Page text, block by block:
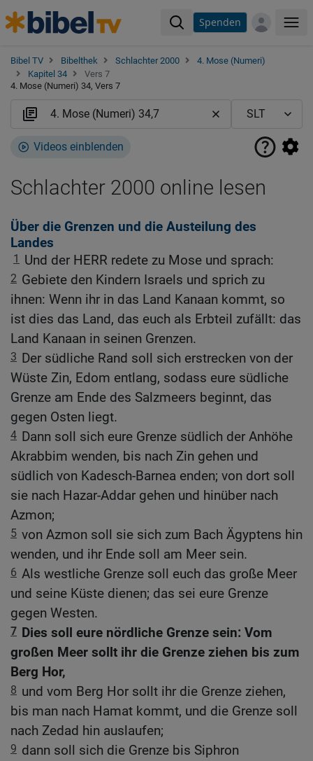
Spenden
Bibel TV Bibelthek Schlachter 2000
4. Mose (Numeri)
Kapitel 34
Vers 7
4. Mose (Numeri) 34, Vers 7
Videos einblenden
Schlachter 2000 online lesen
Über die Grenzen und die Austeilung des
Landes
1 Und der HERR redete zu Mose und sprach:
2 Gebiete den Kindern Israels und sprich zu
ihnen: Wenn ihr in das Land Kanaan kommt, so
ist dies das Land, das euch als Erbteil zufällt: das
Land Kanaan in seinen Grenzen.
3 Der südliche Rand soll sich erstrecken von der
Wüste Zin, Edom entlang, sodass eure südliche
Grenze am Ende des Salzmeers beginnt, das
gegen Osten liegt.
4 Dann soll sich eure Grenze südlich der Anhöhe
Akrabbim wenden, bis nach Zin gehen und
südlich von Kadesch-Barnea enden; von dort soll
sie nach Hazar-Addar gehen und hinüber nach
Azmon;
5 von Azmon soll sie sich zum Bach Ägyptens hin
wenden, und ihr Ende soll am Meer sein.
6 Als westliche Grenze soll euch das große Meer
und seine Küste dienen; das sei eure Grenze
gegen Westen.
7 Dies soll eure nördliche Grenze sein: Vom
großen Meer sollt ihr die Grenze ziehen bis zum
Berg Hor,
8 und vom Berg Hor sollt ihr die Grenze ziehen,
bis man nach Hamat kommt, und die Grenze soll
nach Zedad hin auslaufen;
9 dann soll sich die Grenze bis Siphron